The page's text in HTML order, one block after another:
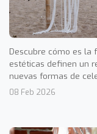
Descubre cómo es la
estéticas definen un
nuevas formas de
08 Feb 2026